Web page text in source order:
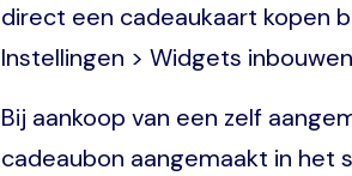
direct een cadeaukaart kopen
Instellingen > Widgets
Bij aankoop van een zelf
cadeaubon aangemaakt in het